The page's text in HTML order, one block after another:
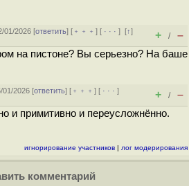
01/2026 [ответить] [ ﹢﹢﹢] [ · · ·][↑]
+ / –
на пистоне? Вы серьезно? На баше
01/2026 [ответить] [ ﹢﹢﹢] [ · · ·]
+ / –
и примитивно и переусложнённо.
игнорирование участников | лог модерирования
комментарий